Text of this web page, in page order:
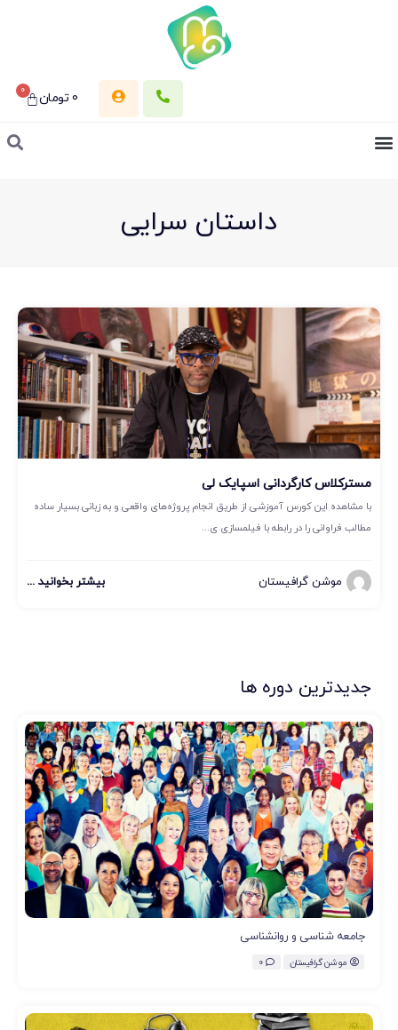
0 تومان 0
داستان سرایی
مسترکلاس کارگردانی اسپایک لی
با مشاهده این کورس آموزشی از طریق انجام پروژه‌های واقعی و به زبانی بسیار ساده
مطالب فراوانی را در رابطه با فیلمسازی ی...
موشن گرافیستان بیشتر بخوانید ...
جدیدترین دوره ها
جامعه شناسی و روانشناسی
موشن گرافیستان 0